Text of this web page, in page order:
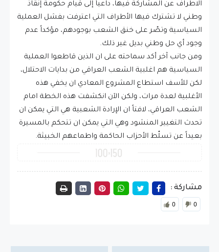
الاطراف عن المشاركة فيها، داعياً إلى قيام حكومة إنقاذ
وطني لا تشترك فيها الأطراف التي اعترفت بفشل العملية
السياسية وتصّر على خنق الشعب بوجودهم، مؤكداً عدم
وجود أي حل وطني بديل غير ذلك.
ومن جانب آخر أكد سماحته على ان الذين قاطعوا العملية
السياسية هم اغلبية الشعب العراقي من بدايات الاحتلال،
لكن للأسف استطاع المشروع المعادي ان يخفي هذه
الأغلبية لعدة مرات، ولكن الآن انكشفت هذه الخطة امام
الشعب العراقي، لافتاً ان الإرادة الشعبية هي التي يمكن ان
تحدث التغيير المنشود وهي التي يمكن ان تتحكم بالمسيرة
بعيداً عن تسلّط الأحزاب الحاكمة واطماعهم الخبيثة.
مشاركة :
0 0